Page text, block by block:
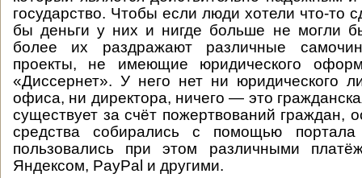
государство. Чтобы если люди хотели что-то
бы деньги у них и нигде больше не могли
более их раздражают различные
проекты, не имеющие юридического
«Диссернет». У него нет ни юридического
офиса, ни директора, ничего — это
существует за счёт пожертвований граждан,
средства собирались с помощью
пользовались при этом различными
Яндексом, PayPal и другими.